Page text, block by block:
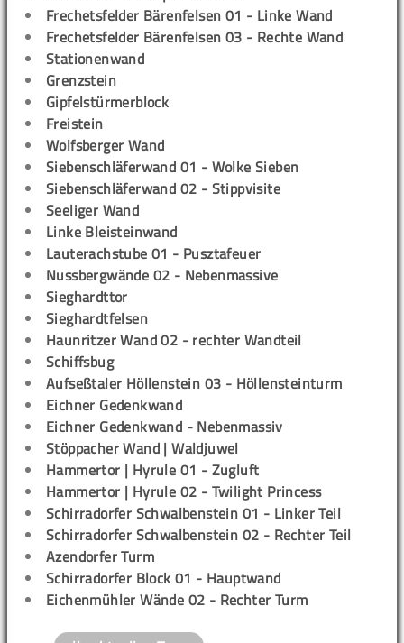
Frechetsfelder Bärenfelsen 01 - Linke Wand
Frechetsfelder Bärenfelsen 03 - Rechte Wand
Stationenwand
Grenzstein
Gipfelstürmerblock
Freistein
Wolfsberger Wand
Siebenschläferwand 01 - Wolke Sieben
Siebenschläferwand 02 - Stippvisite
Seeliger Wand
Linke Bleisteinwand
Lauterachstube 01 - Pusztafeuer
Nussbergwände 02 - Nebenmassive
Sieghardttor
Sieghardtfelsen
Haunritzer Wand 02 - rechter Wandteil
Schiffsbug
Aufseßtaler Höllenstein 03 - Höllensteinturm
Eichner Gedenkwand
Eichner Gedenkwand - Nebenmassiv
Stöppacher Wand | Waldjuwel
Hammertor | Hyrule 01 - Zugluft
Hammertor | Hyrule 02 - Twilight Princess
Schirradorfer Schwalbenstein 01 - Linker Teil
Schirradorfer Schwalbenstein 02 - Rechter Teil
Azendorfer Turm
Schirradorfer Block 01 - Hauptwand
Eichenmühler Wände 02 - Rechter Turm